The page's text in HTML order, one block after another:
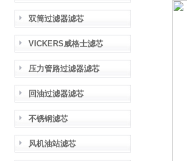
双筒过滤器滤芯
VICKERS威格士滤芯
压力管路过滤器滤芯
回油过滤器滤芯
不锈钢滤芯
风机油站滤芯